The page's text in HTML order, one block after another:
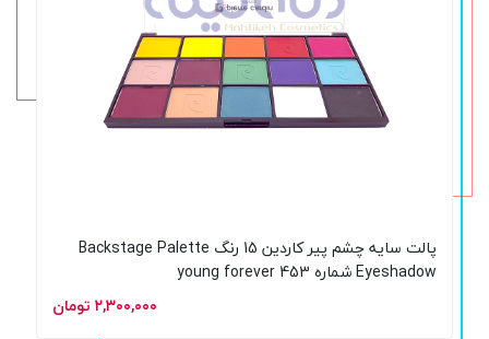
پالت سایه چشم پیر کاردین 15 رنگ Backstage Palette
Eyeshadow شماره young forever 453
۲,۳۰۰,۰۰۰ تومان